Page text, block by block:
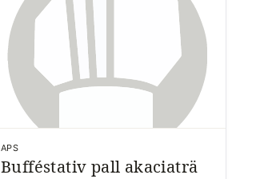
APS
Bufféstativ pall akaciaträ